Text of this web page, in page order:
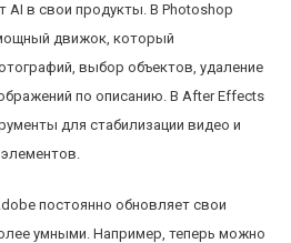
AI в свои продукты. В Photoshop
движок, который
выбор объектов, удаление
по описанию. В After Effects
для стабилизации видео и
постоянно обновляет свои
умными. Например, теперь можно